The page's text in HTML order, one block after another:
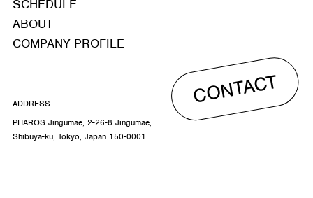
SCHEDULE
ABOUT
COMPANY PROFILE
CONTACT
ADDRESS
PHAROS Jingumae, 2-26-8 Jingumae,
Shibuya-ku, Tokyo, Japan 150-0001